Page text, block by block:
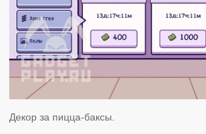
Декор за пицца-баксы.